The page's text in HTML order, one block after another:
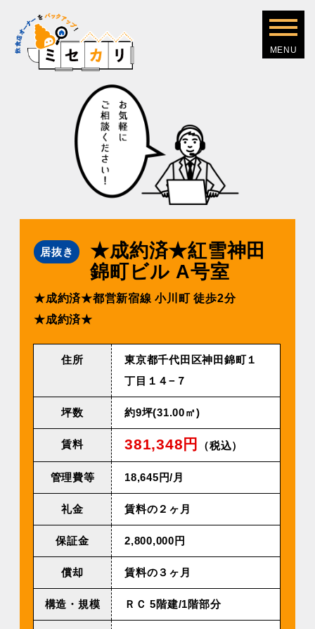
居抜き
★成約済★紅雪神⽥
錦町ビル A号室
★成約済★都営新宿線 ⼩川町 徒歩2分
★成約済★
住所
東京都千代田区神田錦町１
丁目１４−７
坪数 約9坪(31.00㎡)
賃料 381,348円 （税込）
管理費等 18,645円/⽉
礼金 賃料の２ヶ月
保証金 2,800,000円
償却 賃料の３ヶ月
構造・規模 ＲＣ 5階建/1階部分